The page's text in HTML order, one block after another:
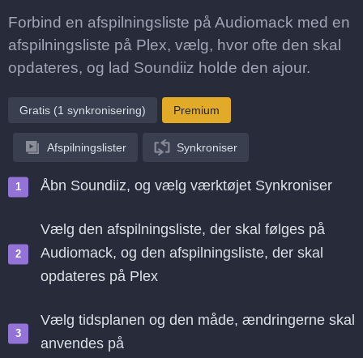
Forbind en afspilningsliste på Audiomack med en
afspilningsliste på Plex, vælg, hvor ofte den skal
opdateres, og lad Soundiiz holde den ajour.
Gratis (1 synkronisering) Premium
Afspilningslister Synkroniser
Åbn Soundiiz, og vælg værktøjet Synkroniser
Vælg den afspilningsliste, der skal følges på
Audiomack, og den afspilningsliste, der skal
opdateres på Plex
Vælg tidsplanen og den måde, ændringerne skal
anvendes på